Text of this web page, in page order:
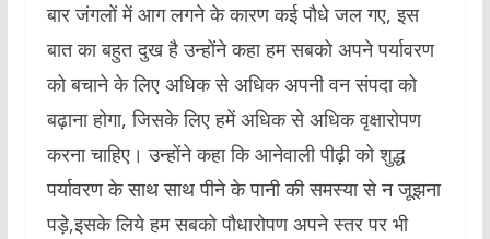
बार जंगलों में आग लगने के कारण कई पौधे जल गए, इस
बात का बहुत दुख है उन्होंने कहा हम सबको अपने पर्यावरण
को बचाने के लिए अधिक से अधिक अपनी वन संपदा को
बढ़ाना होगा, जिसके लिए हमें अधिक से अधिक वृक्षारोपण
करना चाहिए। उन्होंने कहा कि आनेवाली पीढ़ी को शुद्ध
पर्यावरण के साथ साथ पीने के पानी की समस्या से न जूझना
पड़े,इसके लिये हम सबको पौधारोपण अपने स्तर पर भी